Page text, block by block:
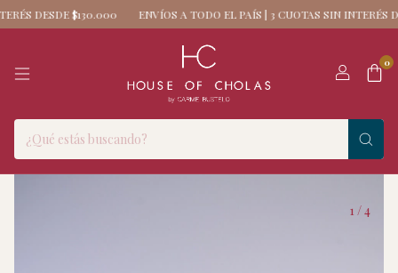
DESDE $130.000 ENVÍOS A TODO EL PAÍS | 3 CUOTAS SIN INTERÉS
0
1 /4